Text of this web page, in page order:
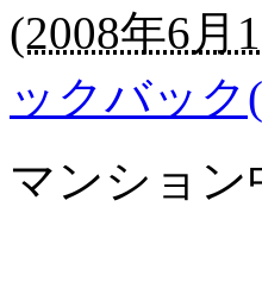
(2008年6月
ックバック
マンショ